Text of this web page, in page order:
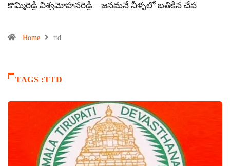
కొమ్మిరెడ్డి విశ్వమోహనరెడ్డి – జనమనే నీళ్ళలో బతికిన చేప
Home ttd
TAGS :TTD